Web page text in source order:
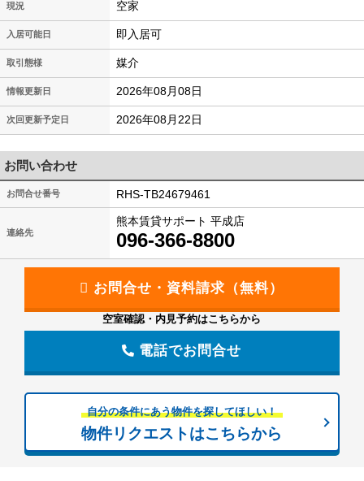
現況 空家
入居可能日 即入居可
取引態様 媒介
情報更新日 2026年08月08日
次回更新予定日 2026年08月22日
お問い合わせ
お問合せ番号 RHS-TB24679461
連絡先
熊本賃貸サポート 平成店
096-366-8800
空室確認・内見予約はこちらから
電話でお問合せ
自分の条件にあう物件を探してほしい！
物件リクエストはこちらから